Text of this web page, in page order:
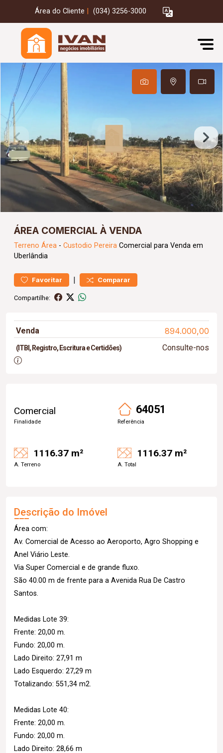
Área do Cliente (034) 3256-3000
ÁREA COMERCIAL À VENDA
Terreno Área - Custodio Pereira Comercial para Venda em
Uberlândia
Favoritar | Comparar
Compartilhe:
Venda 894.000,00
(ITBI, Registro, Escritura e Certidões) Consulte-nos
Comercial
Finalidade
64051
Referência
1116.37 m²
A. Terreno
1116.37 m²
A. Total
Descrição do Imóvel
Área com:
Av. Comercial de Acesso ao Aeroporto, Agro Shopping e
Anel Viário Leste.
Via Super Comercial e de grande fluxo.
São 40.00 m de frente para a Avenida Rua De Castro
Santos.
Medidas Lote 39:
Frente: 20,00 m.
Fundo: 20,00 m.
Lado Direito: 27,91 m
Lado Esquerdo: 27,29 m
Totalizando: 551,34 m2.
Medidas Lote 40:
Frente: 20,00 m.
Fundo: 20,00 m.
Lado Direito: 28,66 m